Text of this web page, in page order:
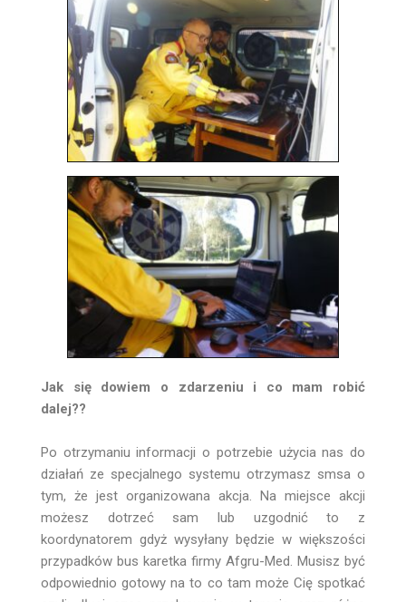
Jak się dowiem o zdarzeniu i co mam robić
dalej??
Po otrzymaniu informacji o potrzebie użycia nas do
działań ze specjalnego systemu otrzymasz smsa o
tym, że jest organizowana akcja. Na miejsce akcji
możesz dotrzeć sam lub uzgodnić to z
koordynatorem gdyż wysyłany będzie w większości
przypadków bus karetka firmy Afgru-Med. Musisz być
odpowiednio gotowy na to co tam może Cię spotkać